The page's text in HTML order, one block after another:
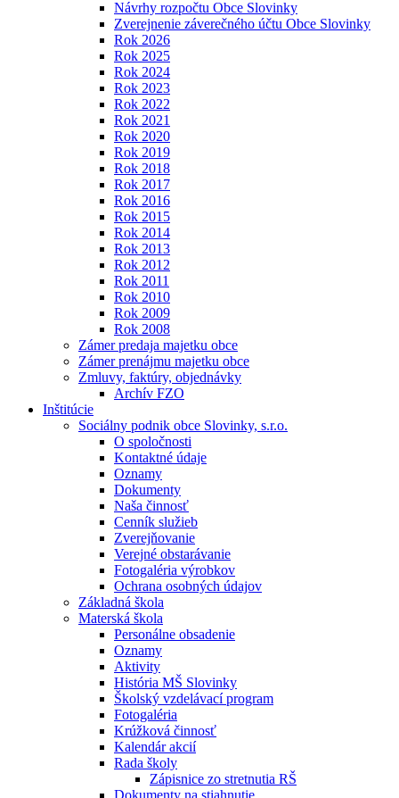
Návrhy rozpočtu Obce Slovinky
Zverejnenie záverečného účtu Obce Slovinky
Rok 2026
Rok 2025
Rok 2024
Rok 2023
Rok 2022
Rok 2021
Rok 2020
Rok 2019
Rok 2018
Rok 2017
Rok 2016
Rok 2015
Rok 2014
Rok 2013
Rok 2012
Rok 2011
Rok 2010
Rok 2009
Rok 2008
Zámer predaja majetku obce
Zámer prenájmu majetku obce
Zmluvy, faktúry, objednávky
Archív FZO
Inštitúcie
Sociálny podnik obce Slovinky, s.r.o.
O spoločnosti
Kontaktné údaje
Oznamy
Dokumenty
Naša činnosť
Cenník služieb
Zverejňovanie
Verejné obstarávanie
Fotogaléria výrobkov
Ochrana osobných údajov
Základná škola
Materská škola
Personálne obsadenie
Oznamy
Aktivity
História MŠ Slovinky
Školský vzdelávací program
Fotogaléria
Krúžková činnosť
Kalendár akcií
Rada školy
Zápisnice zo stretnutia RŠ
Dokumenty na stiahnutie